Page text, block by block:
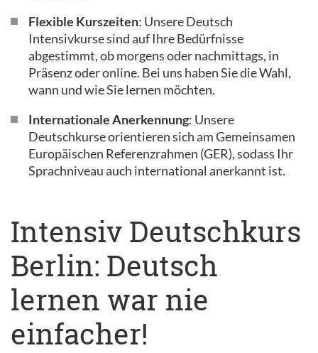
Flexible Kurszeiten: Unsere Deutsch
Intensivkurse sind auf Ihre Bedürfnisse
abgestimmt, ob morgens oder nachmittags, in
Präsenz oder online. Bei uns haben Sie die Wahl,
wann und wie Sie lernen möchten.
Internationale Anerkennung: Unsere
Deutschkurse orientieren sich am Gemeinsamen
Europäischen Referenzrahmen (GER), sodass Ihr
Sprachniveau auch international anerkannt ist.
Intensiv Deutschkurs
Berlin: Deutsch
lernen war nie
einfacher!